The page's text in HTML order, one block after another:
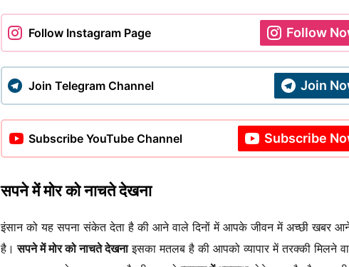
Follow Instagram Page Follow
Join Telegram Channel Join
Subscribe YouTube Channel Subscribe
सपने में मोर को नाचते देखना
इंसान को यह सपना संकेत देता है की आने वाले दिनों में आपके जीवन में अच्छी खबर
है। सपने में मोर को नाचते देखनाइसका मतलब है की आपको व्यापार में तरक्की मिलने